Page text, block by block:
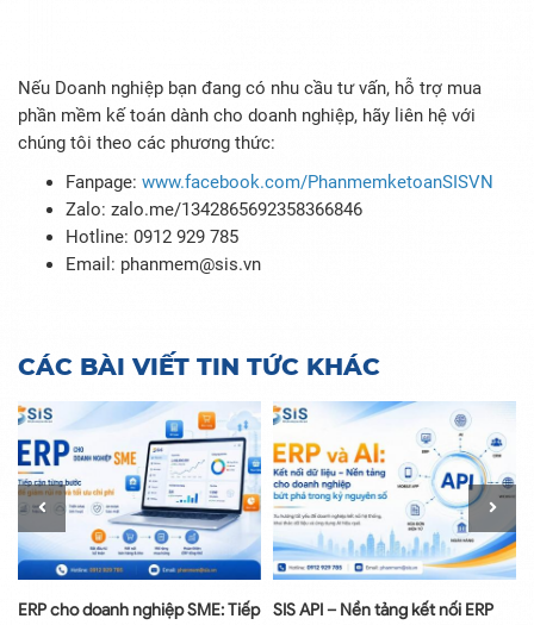
Nếu Doanh nghiệp bạn đang có nhu cầu tư vấn, hỗ trợ mua
phần mềm kế toán dành cho doanh nghiệp, hãy liên hệ với
chúng tôi theo các phương thức:
Fanpage: www.facebook.com/PhanmemketoanSISVN
Zalo: zalo.me/1342865692358366846
Hotline: 0912 929 785
Email: phanmem@sis.vn
CÁC BÀI VIẾT TIN TỨC KHÁC
ERP cho doanh nghiệp SME: Tiếp
SIS API – Nền tảng kết nối ERP